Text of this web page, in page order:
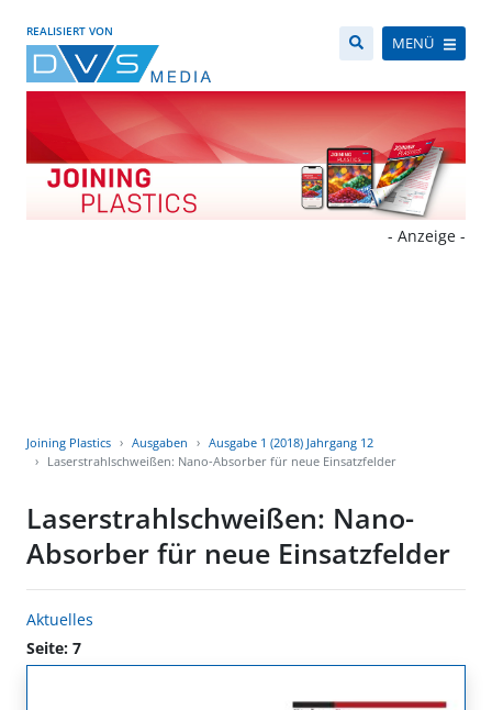
REALISIERT VON
MENÜ
- Anzeige -
Joining Plastics Ausgaben
Ausgabe 1 (2018) Jahrgang 12
Laserstrahlschweißen: Nano-Absorber für neue Einsatzfelder
Laserstrahlschweißen: Nano-
Absorber für neue Einsatzfelder
Aktuelles
Seite: 7